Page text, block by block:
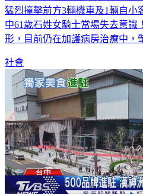
猛烈撞擊前方3輛機車及1輛自小
中61歲石姓女騎士當場失去意識
形，目前仍在加護病房治療中，
社會